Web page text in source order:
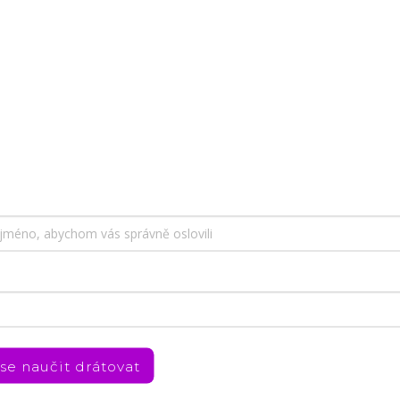
abychom Vám umožnili pohodlné prohlížení webu a
webu ho neustále zlepšovali.
naučit drátovat